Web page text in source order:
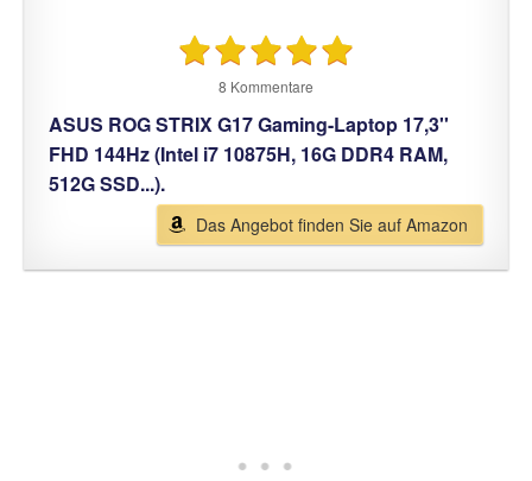
8 Kommentare
ASUS ROG STRIX G17 Gaming-Laptop 17,3''
FHD 144Hz (Intel i7 10875H, 16G DDR4 RAM,
512G SSD...).
Das Angebot finden Sie auf Amazon